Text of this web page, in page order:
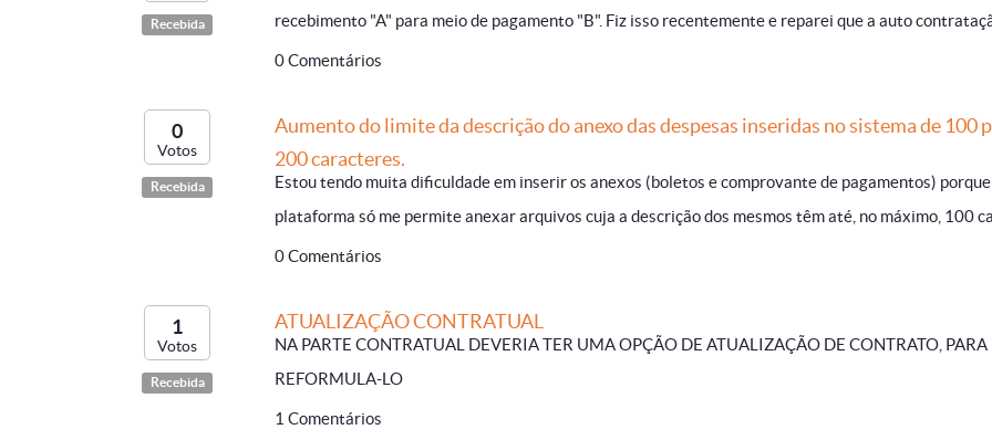
Recebida
recebimento "A" para meio de pagamento "B". Fiz isso recentemente e reparei que a auto
0 Comentários
0
Votos
Recebida
Aumento do limite da descrição do anexo das despesas inseridas no sistema de 100
200 caracteres.
Estou tendo muita dificuldade em inserir os anexos (boletos e comprovante de pagamentos) porque
plataforma só me permite anexar arquivos cuja a descrição dos mesmos têm até, no máximo, 100
0 Comentários
1
Votos
Recebida
ATUALIZAÇÃO CONTRATUAL
NA PARTE CONTRATUAL DEVERIA TER UMA OPÇÃO DE ATUALIZAÇÃO DE CONTRATO, PARA
REFORMULA-LO
1 Comentários